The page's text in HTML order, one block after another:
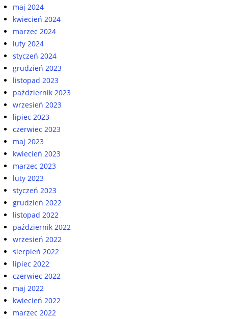
maj 2024
kwiecień 2024
marzec 2024
luty 2024
styczeń 2024
grudzień 2023
listopad 2023
październik 2023
wrzesień 2023
lipiec 2023
czerwiec 2023
maj 2023
kwiecień 2023
marzec 2023
luty 2023
styczeń 2023
grudzień 2022
listopad 2022
październik 2022
wrzesień 2022
sierpień 2022
lipiec 2022
czerwiec 2022
maj 2022
kwiecień 2022
marzec 2022